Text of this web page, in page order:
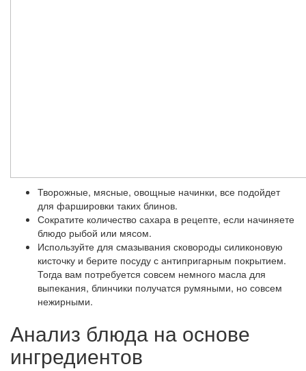
Творожные, мясные, овощные начинки, все подойдет
для фаршировки таких блинов.
Сократите количество сахара в рецепте, если начиняете
блюдо рыбой или мясом.
Используйте для смазывания сковороды силиконовую
кисточку и берите посуду с антипригарным покрытием.
Тогда вам потребуется совсем немного масла для
выпекания, блинчики получатся румяными, но совсем
нежирными.
Анализ блюда на основе
ингредиентов